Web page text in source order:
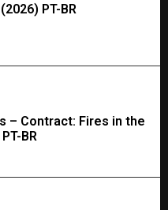
PT-BR
– Contract: Fires in the
BR